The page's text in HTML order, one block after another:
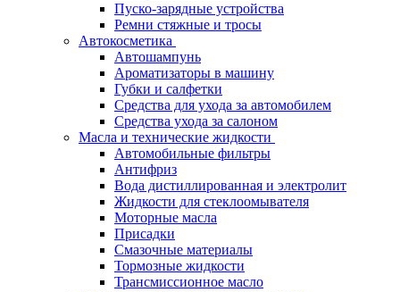
Пуско-зарядные устройства
Ремни стяжные и тросы
Автокосметика
Автошампунь
Ароматизаторы в машину
Губки и салфетки
Средства для ухода за автомобилем
Средства ухода за салоном
Масла и технические жидкости
Автомобильные фильтры
Антифриз
Вода дистиллированная и электролит
Жидкости для стеклоомывателя
Моторные масла
Присадки
Смазочные материалы
Тормозные жидкости
Трансмиссионное масло